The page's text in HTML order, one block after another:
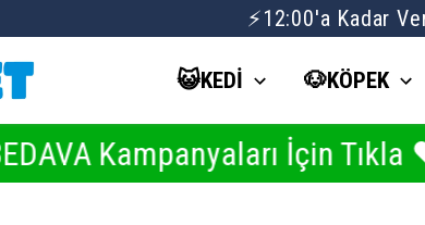
⚡12:00'a Kadar
😺KEDİ 🐶KÖPEK
İçin Tıkla ❤️